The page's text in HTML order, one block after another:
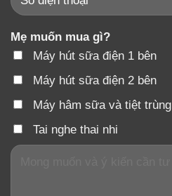
Mẹ muốn mua gì?
Máy hút sữa điện 1 bên
Máy hút sữa điện 2 bên
Máy hâm sữa và tiệt trùng
Tai nghe thai nhi